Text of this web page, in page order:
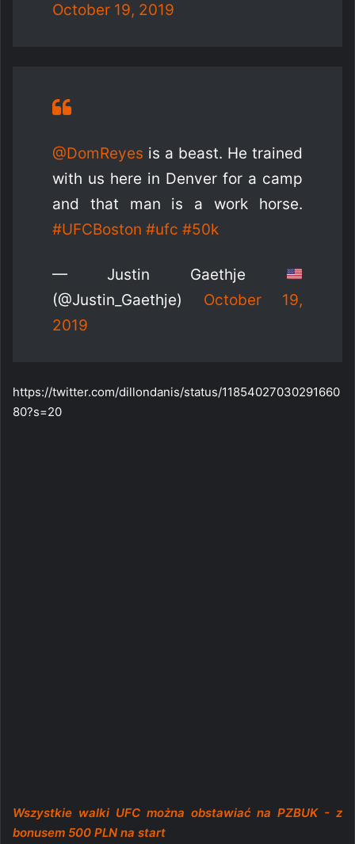
October 19, 2019
@DomReyes is a beast. He trained
with us here in Denver for a camp
and that man is a work horse.
#UFCBoston #ufc #50k
— Justin Gaethje
(@Justin_Gaethje) October 19,
2019
https://twitter.com/dillondanis/status/11854027030291660
80?s=20
Wszystkie walki UFC można obstawiać na PZBUK - z
bonusem 500 PLN na start